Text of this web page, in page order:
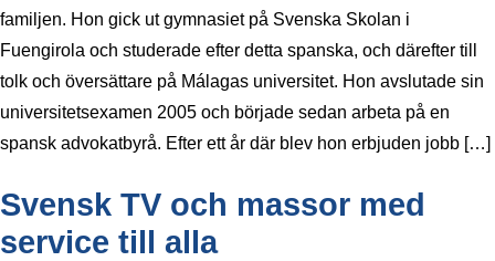
familjen. Hon gick ut gymnasiet på Svenska Skolan i
Fuengirola och studerade efter detta spanska, och därefter till
tolk och översättare på Málagas universitet. Hon avslutade sin
universitetsexamen 2005 och började sedan arbeta på en
spansk advokatbyrå. Efter ett år där blev hon erbjuden jobb […]
Svensk TV och massor med
service till alla